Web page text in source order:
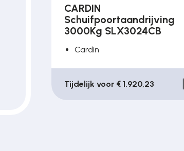
CARDIN
Schuifpoortaandrijving
3000Kg SLX3024CB
Cardin
Tijdelijk voor € 1.920,23